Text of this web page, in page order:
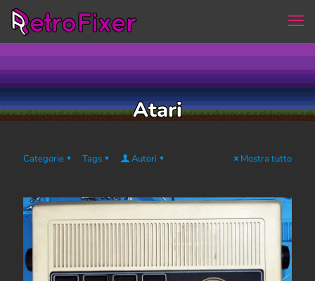
Atari
Categorie Tags Autori Mostra tutto